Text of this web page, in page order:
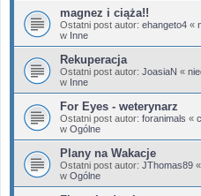
magnez i ciąża!!
Ostatni post autor: ehangeto4 «
w Inne
Rekuperacja
Ostatni post autor: JoasiaN «
w Inne
For Eyes - weterynarz
Ostatni post autor: foranimals «
w Ogólne
Plany na Wakacje
Ostatni post autor: JThomas89 «
w Ogólne